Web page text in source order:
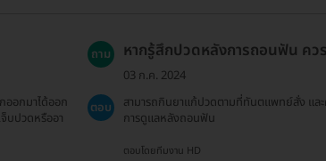
ออกมาได้ออก
บปวดหรืออา
ถาม หากรู้สึกปวดหลังการถอนฟัน คว
03 ก.ค. 2024
ตอบ
สามารถกินยาแก้ปวดตามที่ทันตแพทย์สั่ง แล
การดูแลหลังถอนฟัน
ตอบโดยทีมงาน HD